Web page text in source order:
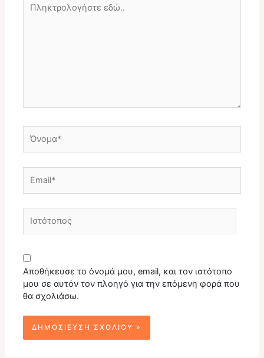
εδώ..
Αποθήκευσε το όνομά μου, email, και τον ιστότοπο
μου σε αυτόν τον πλοηγό για την επόμενη φορά που
θα σχολιάσω.